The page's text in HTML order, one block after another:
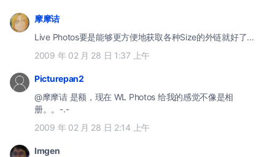
摩摩诘
Live Photos要是能够更方便地获取各种Size的外链就好了...
2009 年 02 月 28 日 1:37 上午
Picturepan2
@摩摩诘 是额，现在 WL Photos 给我的感觉不像是相
册。。-.-
2009 年 02 月 28 日 2:14 上午
Imgen